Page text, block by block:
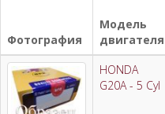
Фотография
Модель
двигателя
HONDA
G20A - 5 Cyl